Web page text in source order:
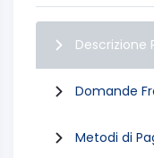
Descrizione
Domande
Metodi di